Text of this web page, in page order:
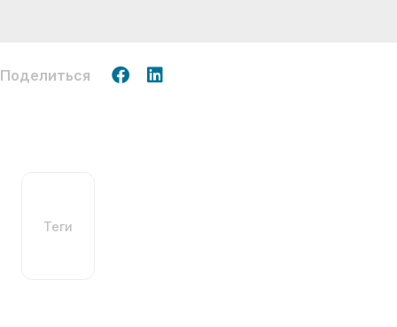
Поделиться
Теги